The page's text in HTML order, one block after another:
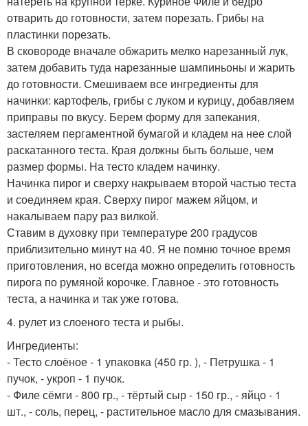
отварить до готовности, затем порезать. Грибы на
пластинки порезать.
В сковороде вначале обжарить мелко нарезанный лук,
затем добавить туда нарезанные шампиньоны и жарить
до готовности. Смешиваем все ингредиенты для
начинки: картофель, грибы с луком и курицу, добавляем
приправы по вкусу. Берем форму для запекания,
застеляем пергаментной бумагой и кладем на нее слой
раскатанного теста. Края должны быть больше, чем
размер формы. На тесто кладем начинку.
Начинка пирог и сверху накрываем второй частью теста
и соединяем края. Сверху пирог мажем яйцом, и
накалываем пару раз вилкой.
Ставим в духовку при температуре 200 градусов
приблизительно минут на 40. Я не помню точное время
приготовления, но всегда можно определить готовность
пирога по румяной корочке. Главное - это готовность
теста, а начинка и так уже готова.
4. рулет из слоеного теста и рыбы.
Ингредиенты:
- Тесто слоёное - 1 упаковка (450 гр. ), - Петрушка - 1
пучок, - укроп - 1 пучок.
- Филе сёмги - 800 гр., - тёртый сыр - 150 гр., - яйцо - 1
шт., - соль, перец, - растительное масло для смазывания.